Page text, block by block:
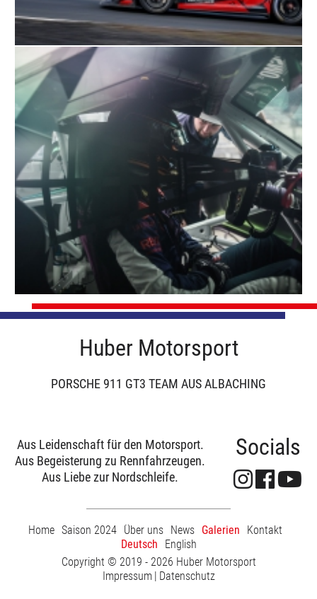
Huber Motorsport
PORSCHE 911 GT3 TEAM AUS ALBACHING
Aus Leidenschaft für den Motorsport.
Aus Begeisterung zu Rennfahrzeugen.
Aus Liebe zur Nordschleife.
Socials
Home Saison 2024 Über uns News Galerien
Kontakt
Deutsch
English
Copyright © 2019 - 2026 Huber Motorsport
Impressum
Datenschutz